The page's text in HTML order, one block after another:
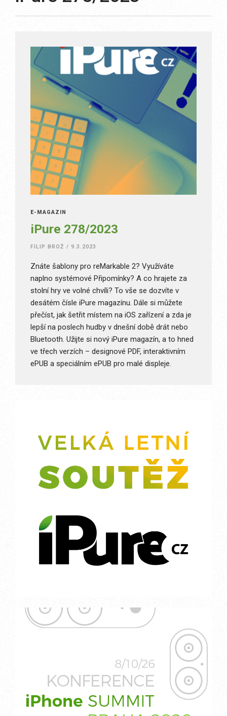
E-MAGAZÍN
iPure 278/2023
FILIP BROŽ / 9.3.2023
Znáte šablony pro reMarkable 2? Využíváte
naplno systémové Připomínky? A co hrajete za
stolní hry ve volné chvíli? To vše se dozvíte v
desátém čísle iPure magazínu. Dále si můžete
přečíst, jak šetřit místem na iOS zařízení a zda je
lepší na poslech hudby v dnešní době drát nebo
Bluetooth. Užijte si nový iPure magazín, a to hned
ve třech verzích – designové PDF, interaktivním
ePUB a speciálním ePUB pro malé displeje.